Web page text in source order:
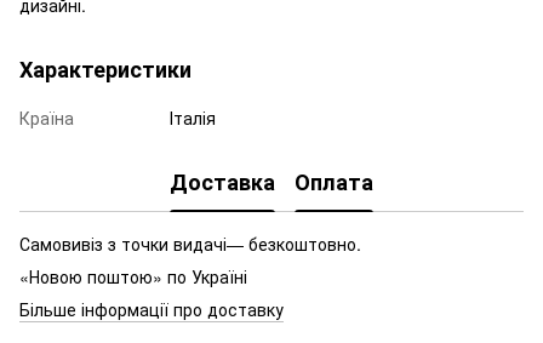
Характеристики
Країна Італія
Доставка Оплата
Самовивіз з точки видачі— безкоштовно.
«Новою поштою» по Україні
Більше інформації про доставку